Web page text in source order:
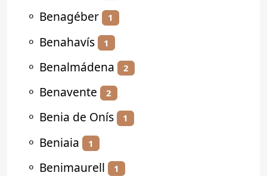
⚬ Benagéber 1
⚬ Benahavís 1
⚬ Benalmádena 2
⚬ Benavente 2
⚬ Benia de Onís 1
⚬ Beniaia 1
⚬ Benimaurell 1